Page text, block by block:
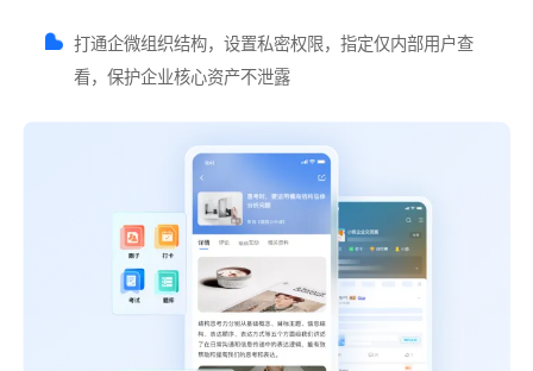
打通企微组织结构，设置私密权限，指定仅内部用户查
看，保护企业核心资产不泄露